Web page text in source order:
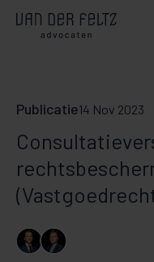
Publicatie14 Nov 2023